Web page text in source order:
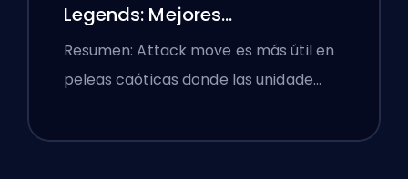
Legends: Mejores
Configuraciones
Resumen: Attack move es más útil en
peleas caóticas donde las unidade…